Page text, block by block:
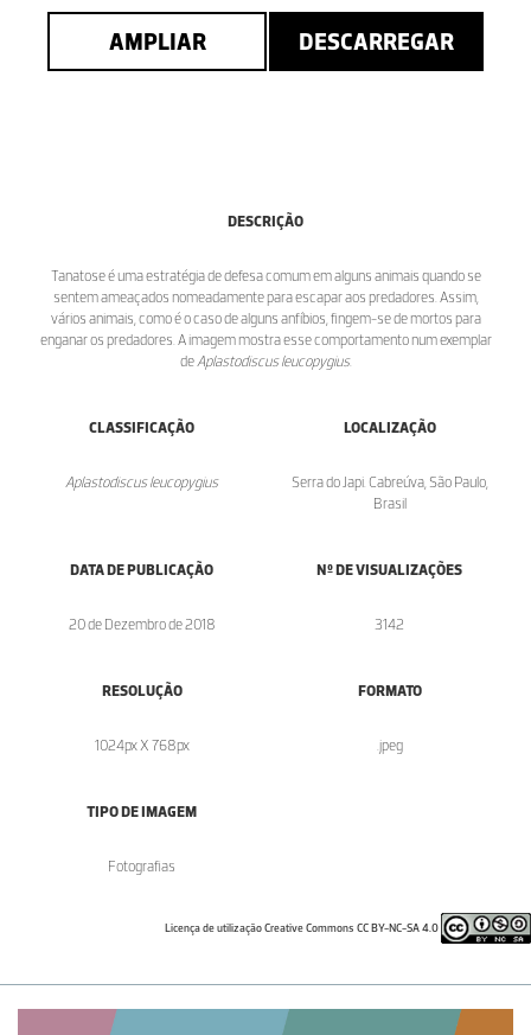
AMPLIAR DESCARREGAR
DESCRIÇÃO
Tanatose é uma estratégia de defesa comum em alguns animais quando se
sentem ameaçados nomeadamente para escapar aos predadores. Assim,
vários animais, como é o caso de alguns anfíbios, fingem-se de mortos para
enganar os predadores. A imagem mostra esse comportamento num exemplar
de Aplastodiscus leucopygius.
CLASSIFICAÇÃO
Aplastodiscus leucopygius
LOCALIZAÇÃO
Serra do Japi. Cabreúva, São Paulo,
Brasil
DATA DE PUBLICAÇÃO
20 de Dezembro de 2018
Nº DE VISUALIZAÇÕES
3142
RESOLUÇÃO
1024px X 768px
FORMATO
.jpeg
TIPO DE IMAGEM
Fotografias
Licença de utilização Creative Commons CC BY-NC-SA 4.0